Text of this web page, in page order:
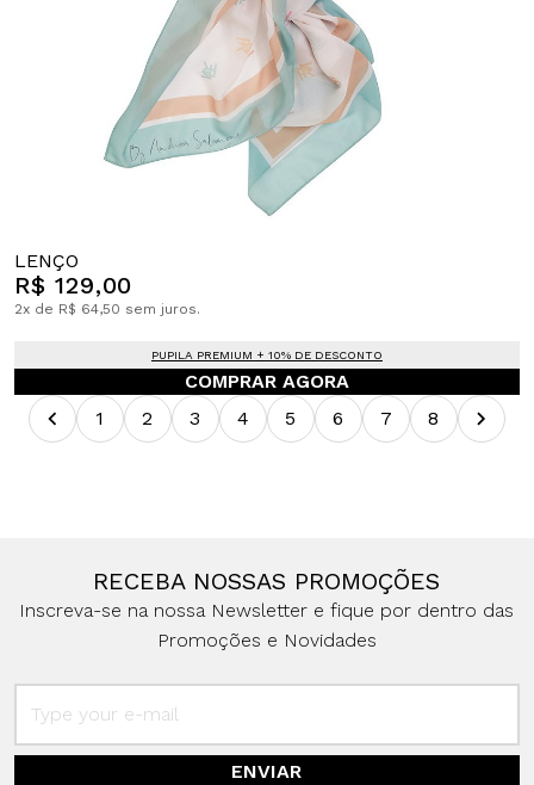
LENÇO
R$ 129,00
2x de R$ 64,50 sem juros.
PUPILA PREMIUM + 10% DE DESCONTO
COMPRAR AGORA
1
2 3 4 5 6 7 8
RECEBA NOSSAS PROMOÇÕES
Inscreva-se na nossa Newsletter e fique por dentro das
Promoções e Novidades
ENVIAR